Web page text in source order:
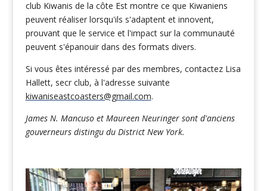
club Kiwanis de la côte Est montre ce que Kiwaniens
peuvent réaliser lorsqu'ils s'adaptent et innovent,
prouvant que le service et l'impact sur la communauté
peuvent s'épanouir dans des formats divers.
Si vous êtes intéressé par des membres, contactez Lisa
Hallett, secr club, à l'adresse suivante
kiwaniseastcoasters@gmail.com.
James N. Mancuso et Maureen Neuringer sont d'anciens
gouverneurs distingu du District New York.